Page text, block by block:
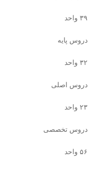
۳۹ واحد
دروس پایه
۳۲ واحد
دروس اصلی
۲۳ واحد
دروس تخصصی
۵۶ واحد